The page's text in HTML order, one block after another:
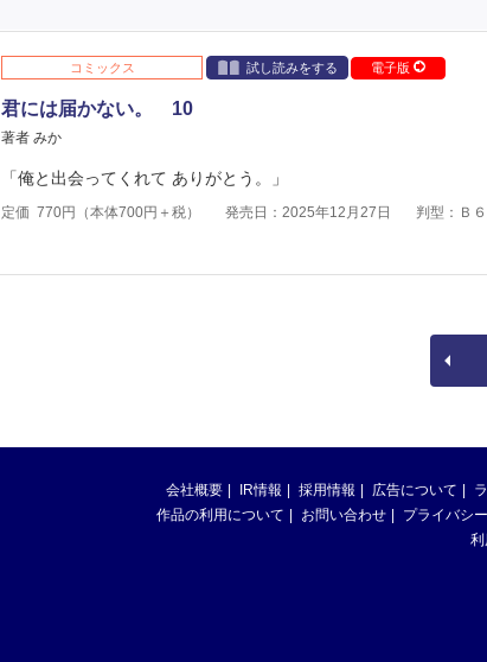
コミックス 試し読みをする 電子版
君には届かない。 10
著者 みか
「俺と出会ってくれて ありがとう。」
定価 770円（本体700円＋税） 発売日：2025年12月27日 判型：Ｂ６
会社概要 IR情報 採用情報 広告について
作品の利用について
お問い合わせ プライバシ